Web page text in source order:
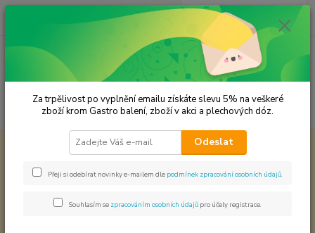
Menu
Hledat
ks
za 0,00 Kč
Dřevěné výrobky Malý dřevěný váleček na těsto
Malý dřevěný váleček na těsto
Za trpělivost po vyplnění emailu získáte slevu 5% na veškeré
zboží krom Gastro balení, zboží v akci a plechových dóz.
Odeslat
Přeji si odebírat novinky e-mailem dle podmínek zpracování osobních údajů
Souhlasím se zpracováním osobních údajů pro účely registrace.